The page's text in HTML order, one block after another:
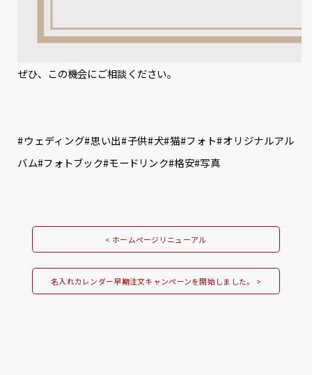
ぜひ、この機会にご相談ください。
#ウェディング#思い出#子供#犬#猫#フォト#オリジナルアル
バム#フォトブック#モードリンク#格安#写真
< ホームページリニューアル
名入れカレンダー早期注文キャンペーンを開始しました。 >